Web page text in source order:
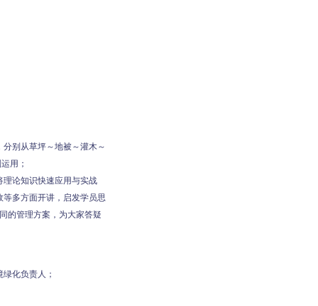
别从草坪～地被～灌木～
用；
理论知识快速应用与实战
多方面开讲，启发学员思
的管理方案，为大家答疑
化负责人；